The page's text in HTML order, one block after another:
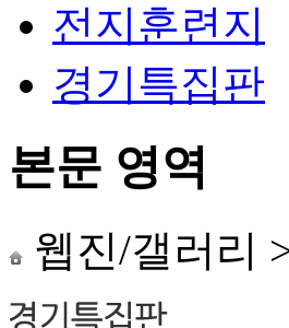
전지훈련지
경기특집판
본문 영역
웹진/갤러리